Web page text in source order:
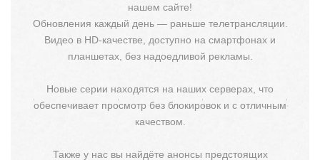
нашем сайте!
Обновления каждый день — раньше телетрансляции.
Видео в HD-качестве, доступно на смартфонах и
планшетах, без надоедливой рекламы.
Новые серии находятся на наших серверах, что
обеспечивает просмотр без блокировок и с отличным
качеством.
Также у нас вы найдёте анонсы предстоящих